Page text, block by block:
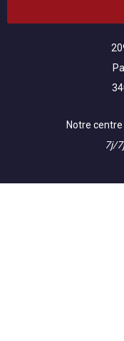
Notre
7j/